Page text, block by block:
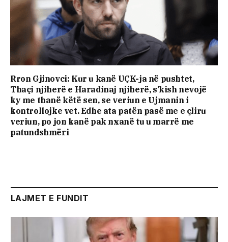
Rron Gjinovci: Kur u kanë UÇK-ja në pushtet,
Thaçi njiherë e Haradinaj njiherë, s’kish nevojë
ky me thanë këtë sen, se veriun e Ujmanin i
kontrollojke vet. Edhe ata patën pasë me e çliru
veriun, po jon kanë pak nxanë tu u marrë me
patundshmëri
LAJMET E FUNDIT